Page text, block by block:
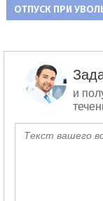
Навигация
записям
ЗАПИСЬ:
ОТПУСК ПРИ